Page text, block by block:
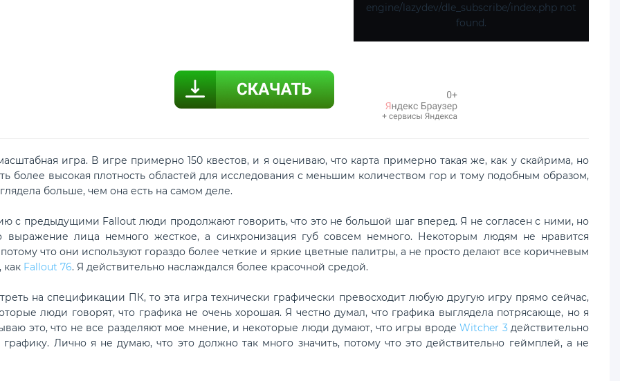
engine/lazydev/dle_subscribe/index.php not
found.
игра. В игре примерно 150 квестов, и я оцениваю, что карта примерно такая же, как у скайрима, но
более высокая плотность областей для исследования с меньшим количеством гор и тому подобным образом,
больше, чем она есть на самом деле.
предыдущими Fallout люди продолжают говорить, что это не большой шаг вперед. Я не согласен с ними, но
выражение лица немного жесткое, а синхронизация губ совсем немного. Некоторым людям не нравится
что они используют гораздо более четкие и яркие цветные палитры, а не просто делают все коричневым
как Fallout 76. Я действительно наслаждался более красочной средой.
на спецификации ПК, то эта игра технически графически превосходит любую другую игру прямо сейчас,
люди говорят, что графика не очень хорошая. Я честно думал, что графика выглядела потрясающе, но я
это, что не все разделяют мое мнение, и некоторые люди думают, что игры вродеWitcher 3 действительно
Лично я не думаю, что это должно так много значить, потому что это действительно геймплей, а не